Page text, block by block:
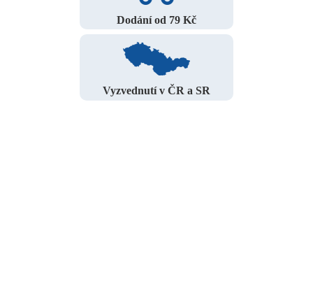
Dodání od 79 Kč
Vyzvednutí v ČR a SR